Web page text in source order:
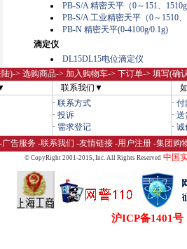
PB-S/A 精密天平（0～151、1510g/
PB-S/A 工业精密天平（0～1510、
PB-N 精密天平(0-4100g/0.1g)
滴定仪
DL15DL15电位滴定仪
)-> 选购商品-> 加入购物车-> 下订单-> 填写(确
联系我们▼
· 联系方式
· 投诉
· 需求登记
· 付
· 送
· 诚
-广告服务 -联系我们 -友情链接 -用户注册 -集团购
© CopyRight 2001-2015,Inc. All Rights Reserved 中国
沪ICP备1401号